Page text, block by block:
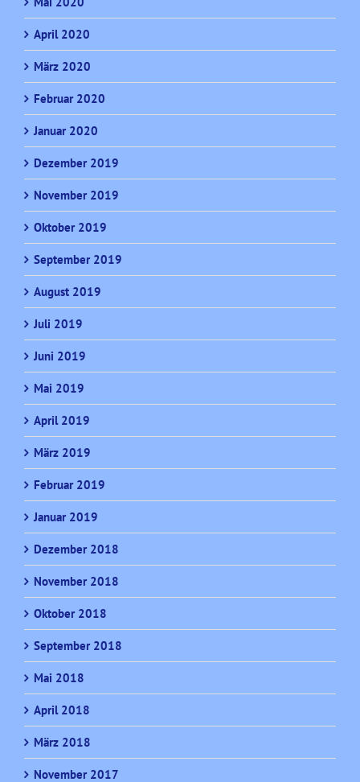
April 2020
März 2020
Februar 2020
Januar 2020
Dezember 2019
November 2019
Oktober 2019
September 2019
August 2019
Juli 2019
Juni 2019
Mai 2019
April 2019
März 2019
Februar 2019
Januar 2019
Dezember 2018
November 2018
Oktober 2018
September 2018
Mai 2018
April 2018
März 2018
November 2017